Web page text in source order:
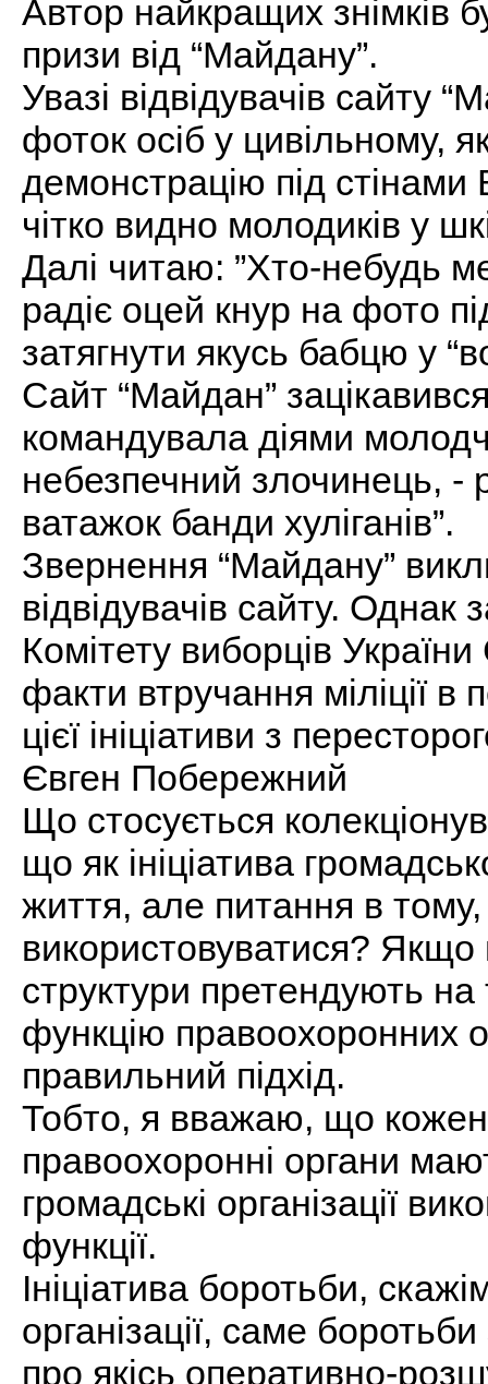
Автор найкращих знімків
призи від “Майдану”.
Увазі відвідувачів сайту
фоток осіб у цивільному,
демонстрацію під
чітко видно молодиків у
Далі читаю: ”Хто-небудь
радіє оцей кнур на фото
затягнути якусь бабцю у
Сайт “Майдан”
командувала діями
небезпечний злочинець, -
ватажок банди хуліганів”.
Звернення “Майдану”
відвідувачів сайту. Однак
Комітету виборців
факти втручання міліції в
цієї ініціативи з
Євген Побережний
Що стосується
що як ініціатива
життя, але питання в
використовуватися?
структури претендують
функцію правоохоронних
правильний підхід.
Тобто, я вважаю, що
правоохоронні органи
громадські організації
функції.
Ініціатива боротьби,
організації, саме
про якісь оперативно-